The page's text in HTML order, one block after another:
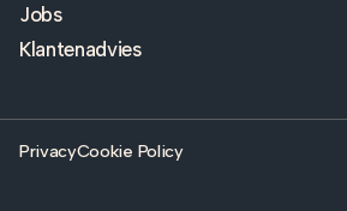
Jobs
Klantenadvies
PrivacyCookie Policy